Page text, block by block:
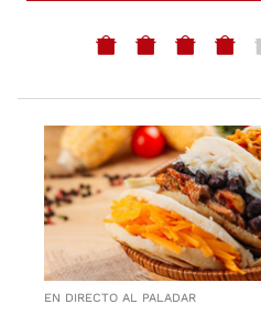
EN DIRECTO AL PALADAR